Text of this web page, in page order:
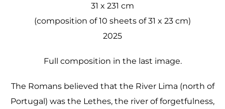
31 x 231 cm
(composition of 10 sheets of 31 x 23 cm)
2025
Full composition in the last image.
The Romans believed that the River Lima (north of
Portugal) was the Lethes, the river of forgetfulness,